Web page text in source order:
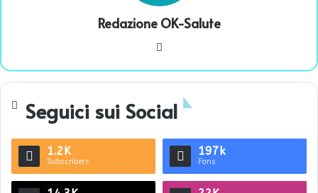
Redazione OK-Salute
te
Seguici sui Social
1.2K
Subscribers
197k
Fans